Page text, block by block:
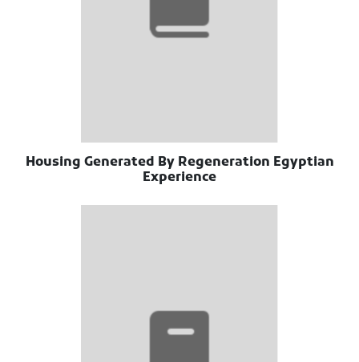
Housing Generated By Regeneration Egyptian
Experience